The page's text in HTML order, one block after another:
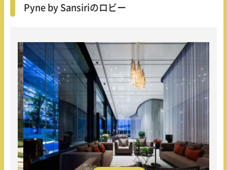
Pyne by Sansiriのロビー